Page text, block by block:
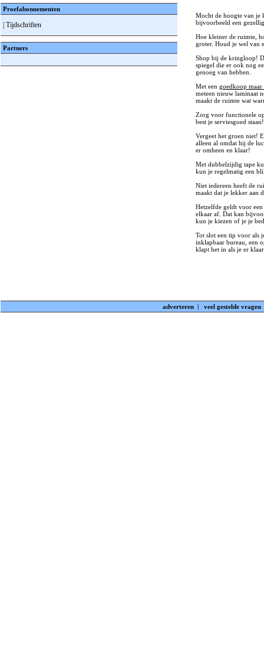
Proefabonnementen
| Tijdschriften
Partners
Mocht de hoogte van je
bijvoorbeeld een
Hoe kleiner de ruimte,
groter. Houd je wel van
Shop bij de kringloop!
spiegel die er ook nog
genoeg van hebben.
Met een goedkoop
meteen nieuw laminaat
maakt de ruimte wat
Zorg voor functionele
best je serviesgoed
Vergeet het groen niet!
alleen al omdat hij de
er omheen en klaar!
Met dubbelzijdig tape
kun je regelmatig een
Niet iedereen heeft de
maakt dat je lekker aan
Hetzelfde geldt voor
elkaar af. Dat kan
kun je kiezen of je je
Tot slot een tip voor als
inklapbaar bureau, een
klapt het in als je er
adverteren | veel gestelde vragen